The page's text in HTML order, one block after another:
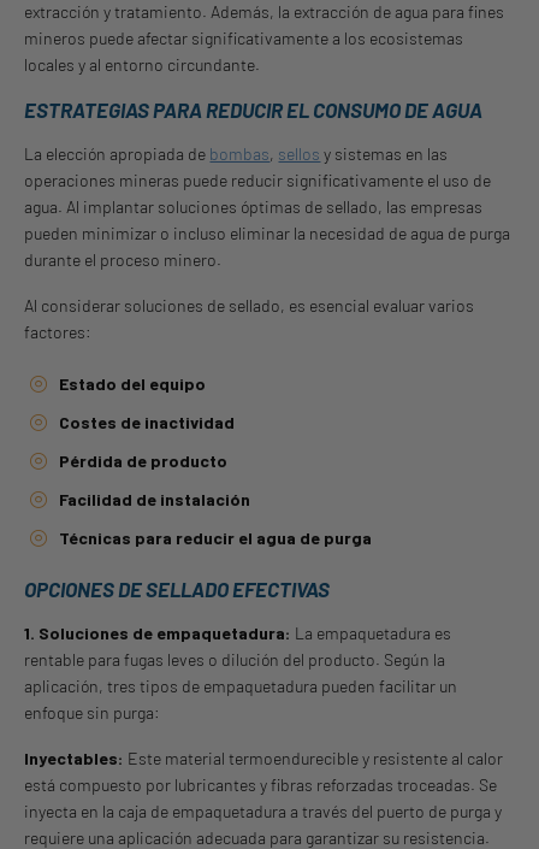
extracción y tratamiento. Además, la extracción de agua para fines
mineros puede afectar significativamente a los ecosistemas
locales y al entorno circundante.
ESTRATEGIAS PARA REDUCIR EL CONSUMO DE AGUA
La elección apropiada de bombas, sellos y sistemas en las
operaciones mineras puede reducir significativamente el uso de
agua. Al implantar soluciones óptimas de sellado, las empresas
pueden minimizar o incluso eliminar la necesidad de agua de purga
durante el proceso minero.
Al considerar soluciones de sellado, es esencial evaluar varios
factores:
Estado del equipo
Costes de inactividad
Pérdida de producto
Facilidad de instalación
Técnicas para reducir el agua de purga
OPCIONES DE SELLADO EFECTIVAS
1. Soluciones de empaquetadura: La empaquetadura es
rentable para fugas leves o dilución del producto. Según la
aplicación, tres tipos de empaquetadura pueden facilitar un
enfoque sin purga:
Inyectables: Este material termoendurecible y resistente al calor
está compuesto por lubricantes y fibras reforzadas troceadas. Se
inyecta en la caja de empaquetadura a través del puerto de purga y
requiere una aplicación adecuada para garantizar su resistencia.